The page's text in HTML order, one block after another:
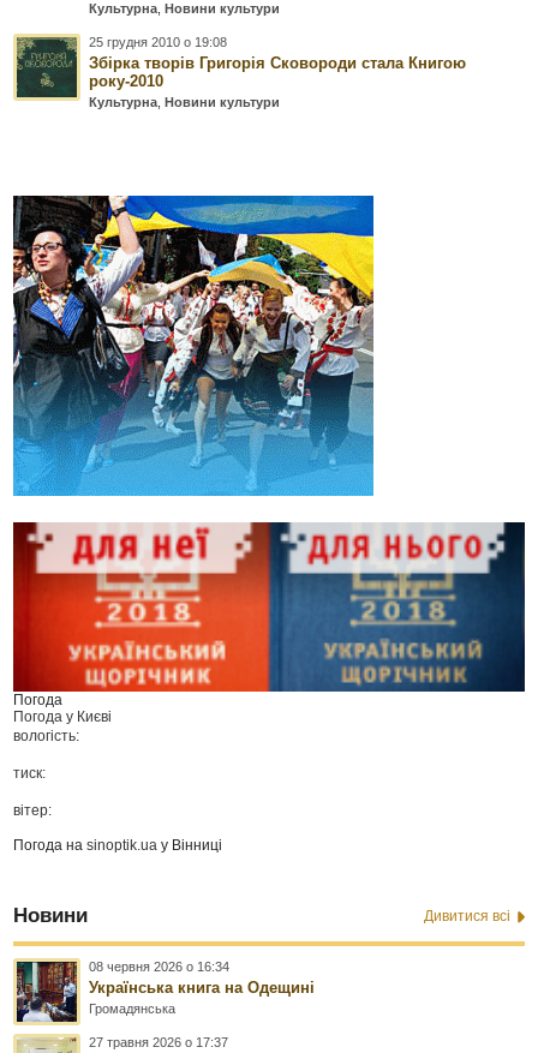
Культурна ,Новини культури
25 грудня 2010 о 19:08
Збірка творів Григорія Сковороди стала Книгою
року-2010
Культурна ,Новини культури
Погода
Погода у Києві
вологість:
тиск:
вітер:
Погода наsinoptik.ua у Вінниці
Новини Дивитися всі
08 червня 2026 о 16:34
Українська книга на Одещині
Громадянська
27 травня 2026 о 17:37